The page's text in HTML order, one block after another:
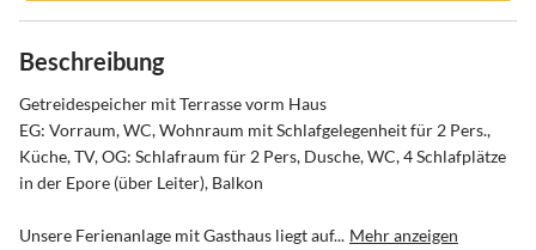
Beschreibung
Getreidespeicher mit Terrasse vorm Haus
EG: Vorraum, WC, Wohnraum mit Schlafgelegenheit für 2 Pers.,
Küche, TV, OG: Schlafraum für 2 Pers, Dusche, WC, 4 Schlafplätze
in der Epore (über Leiter), Balkon
Unsere Ferienanlage mit Gasthaus liegt auf... Mehr anzeigen